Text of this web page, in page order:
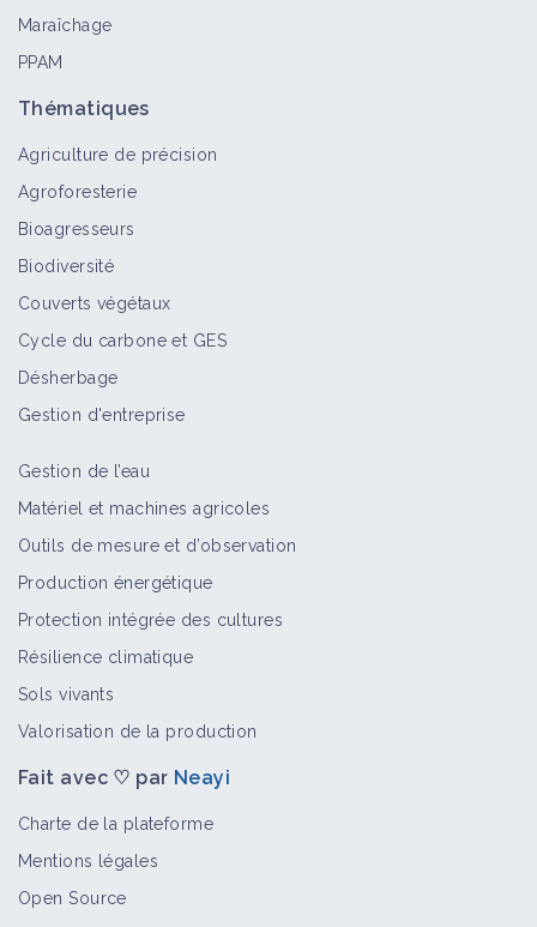
LIMOUSINE (Civam)
MAB 16
Maraîchage
PPAM
Thématiques
Agriculture de précision
Agroforesterie
Bioagresseurs
Biodiversité
Couverts végétaux
Cycle du carbone et GES
Désherbage
Gestion d'entreprise
Gestion de l’eau
Matériel et machines agricoles
Outils de mesure et d’observation
Production énergétique
Protection intégrée des cultures
Résilience climatique
Sols vivants
Valorisation de la production
Fait avec ♡ par Neayi
Charte de la plateforme
Mentions légales
Open Source